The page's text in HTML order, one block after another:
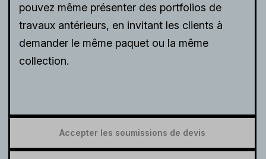
pouvez même présenter des portfolios de
travaux antérieurs, en invitant les clients à
demander le même paquet ou la même
collection.
Accepter les soumissions de devis